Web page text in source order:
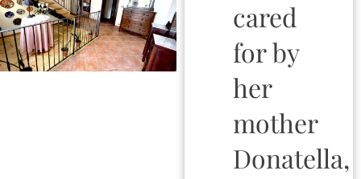
cared
for by
her
mother
Donatella,